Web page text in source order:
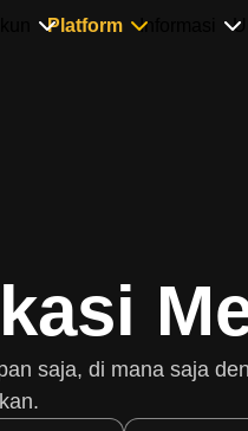
Platform Informasi
saja, di mana saja